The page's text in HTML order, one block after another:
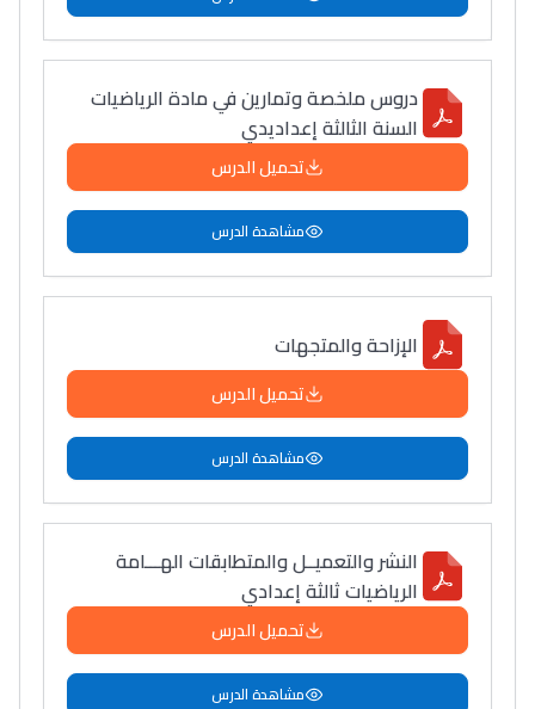
دروس ملخصة وتمارين في مادة الرياضيات
السنة الثالثة إعداديدي
تحميل الدرس
مشاهدة الدرس
الإزاحة والمتجهات
تحميل الدرس
مشاهدة الدرس
النشر والتعميــل والمتطابقات الهـــامة
الرياضيات ثالثة إعدادي
تحميل الدرس
مشاهدة الدرس